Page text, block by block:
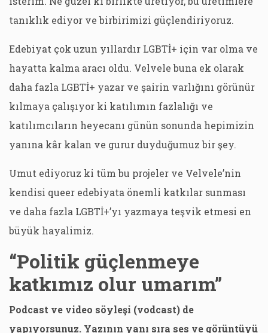
tanıklık ediyor ve birbirimizi güçlendiriyoruz.
Edebiyat çok uzun yıllardır LGBTİ+ için var olma ve
hayatta kalma aracı oldu. Velvele buna ek olarak
daha fazla LGBTİ+ yazar ve şairin varlığını görünür
kılmaya çalışıyor ki katılımın fazlalığı ve
katılımcıların heyecanı günün sonunda hepimizin
yanına kâr kalan ve gurur duyduğumuz bir şey.
Umut ediyoruz ki tüm bu projeler ve Velvele’nin
kendisi queer edebiyata önemli katkılar sunması
ve daha fazla LGBTİ+’yı yazmaya teşvik etmesi en
büyük hayalimiz.
“Politik güçlenmeye
katkımız olur umarım”
Podcast ve video söyleşi (vodcast) de
yapıyorsunuz. Yazının yanı sıra ses ve görüntüyü